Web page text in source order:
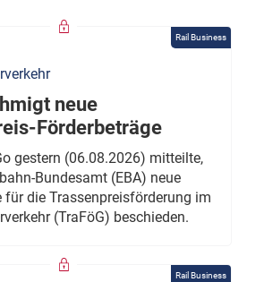
Rail Business
neue
Förderbeträge
gestern (06.08.2026) mitteilte,
Bundesamt (EBA) neue
für die Trassenpreisförderung im
(TraFöG) beschieden.
Rail Business